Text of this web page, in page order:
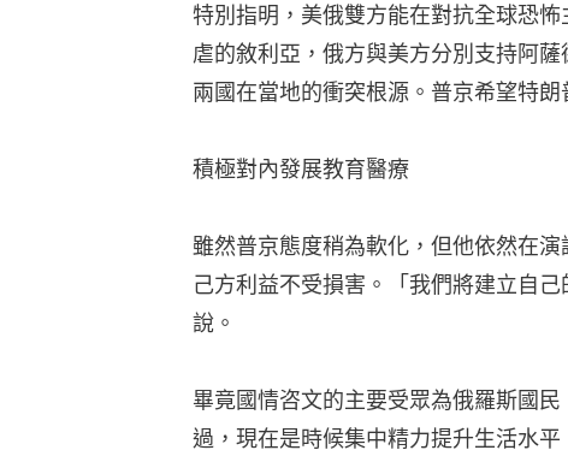
特別指明，美俄雙方能在對抗全球恐
虐的敘利亞，俄方與美方分別支持阿
兩國在當地的衝突根源。普京希望特
積極對內發展教育醫療
雖然普京態度稍為軟化，但他依然在
己方利益不受損害。「我們將建立自
說。
畢竟國情咨文的主要受眾為俄羅斯國
過，現在是時候集中精力提升生活水